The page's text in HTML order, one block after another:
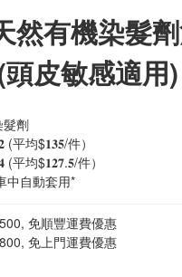
然有機染髮
皮敏感適用)
髮劑
平均$𝟏𝟑𝟓/件）
平均$𝟏𝟐𝟕.𝟓/件）
中自動套用*
免順豐運費優惠
免上門運費優惠